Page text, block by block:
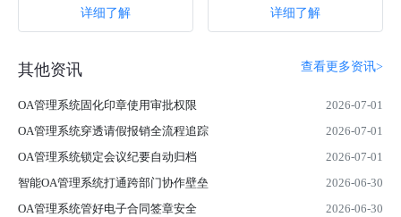
业解决生产数···详细了解
松管理和监···详细了解
其他资讯 查看更多资讯>
OA管理系统固化印章使用审批权限
2026-07-01
OA管理系统穿透请假报销全流程追踪
2026-07-01
OA管理系统锁定会议纪要自动归档
2026-07-01
智能OA管理系统打通跨部门协作壁垒
2026-06-30
OA管理系统管好电子合同签章安全
2026-06-30